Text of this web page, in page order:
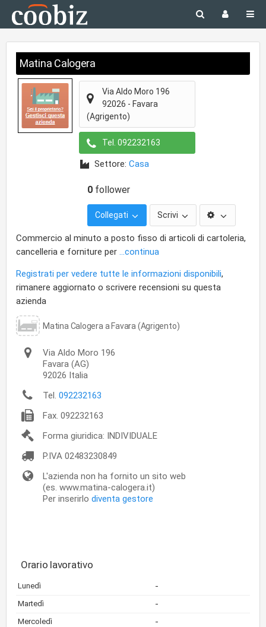
Matina Calogera
Via Aldo Moro 196
92026 - Favara
(Agrigento)
Tel. 092232163
Settore: Casa
0 follower
Collegati Scrivi
Commercio al minuto a posto fisso di articoli di cartoleria,
cancelleria e forniture per ...continua
Registrati per vedere tutte le informazioni disponibili,
rimanere aggiornato o scrivere recensioni su questa
azienda
Matina Calogera a Favara (Agrigento)
Via Aldo Moro 196
Favara (AG)
92026 Italia
Tel. 092232163
Fax. 092232163
Forma giuridica: INDIVIDUALE
P.IVA 02483230849
L'azienda non ha fornito un sito web
(es. www.matina-calogera.it)
Per inserirlo diventa gestore
Orario lavorativo
Lunedì -
Martedì -
Mercoledì -